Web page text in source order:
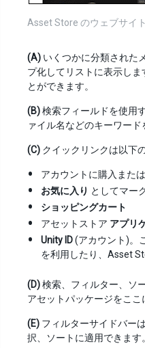
Asset Store のウェブサイ
(A) いくつかに分類された
プ化してリストに表示しま
とができます。
(B)検索フィールドを使用
ァイル名などのキーワー
(C) クイックリンクは以下
アカウントに購入また
お気に入り としてマー
ショッピングカート
アセットストア アプリ
Unity ID(アカウント)。
を利用したり、Asset
(D)検索、フィルター、ソ
アセットパッケージをここ
(E) フィルターサイドバー
択、ソートに適用できます。